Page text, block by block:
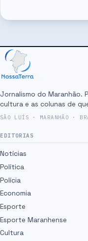
Jornalismo do Maranhão.
cultura e as colunas de
SÃO LUÍS · MARANHÃO ·
EDITORIAS
Notícias
Política
Polícia
Economia
Esporte
Esporte Maranhense
Cultura